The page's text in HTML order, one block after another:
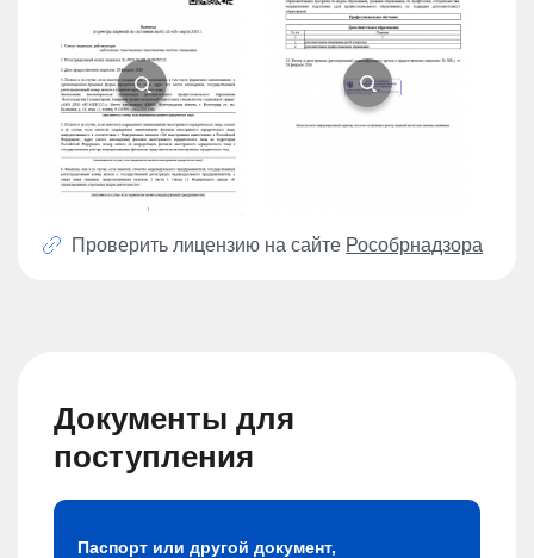
Проверить лицензию на сайте Рособрнадзора
Документы для
поступления
Паспорт или другой документ,